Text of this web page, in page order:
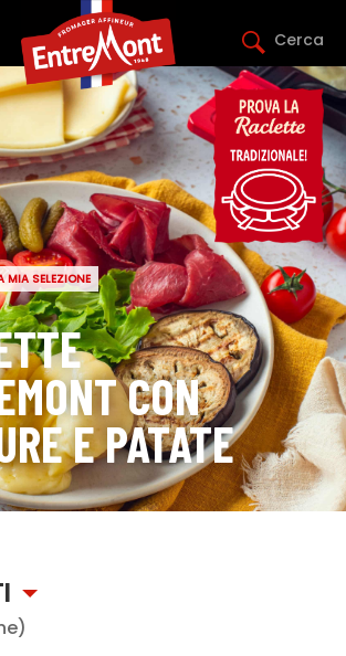
Cerca
MIA SELEZIONE
CON
E PATATE